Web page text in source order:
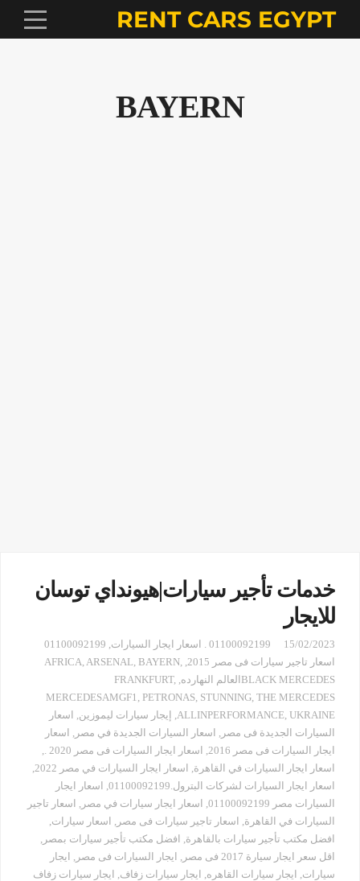
RENT CARS EGYPT
BAYERN
خدمات تأجير سيارات|هيونداي توسان
للايجار
15/02/2023 01100092199 . اسعار ايجار السيارات ,
01100092199
اسعار تاجير سيارات فى مصر 2015
,
AFRICA, ARSENAL, BAYERN,
BLACK MERCEDESالعالم النهارده
,
FRANKFURT,
MERCEDESAMGF1, PETRONAS, STUNNING, THE MERCEDES
ALLINPERFORMANCE, UKRAINE
, إيجار سيارات ليموزين, اسعار
السيارات الجديدة فى مصر , اسعار السيارات الجديدة في مصر , اسعار
ايجار السيارات فى مصر 2016
, اسعار ايجار السيارات فى مصر 2020 .
,
اسعار ايجار السيارات في القاهرة, اسعار ايجار السيارات في مصر 2022
,
اسعار ايجار السيارات لشركات البترول.01100092199
, اسعار ايجار
السيارات مصر 01100092199
, اسعار ايجار سيارات في مصر , اسعار تاجير
السيارات في القاهرة, اسعار تاجير سيارات فى مصر , اسعار سيارات,
افضل مكتب تأجير سيارات بالقاهرة, افضل مكتب تأجير سيارات بمصر ,
اقل سعر ايجار سيارة 2017 فى مصر
, ايجار السيارات فى مصر , ايجار
سيارات, ايجار سيارات القاهره, ايجار سيارات زفاف, ايجار سيارات زفاف